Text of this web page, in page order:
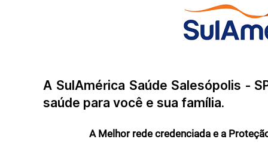
A SulAmérica Saúde Salesópolis -
saúde para você e sua família.
A Melhor rede credenciada e a